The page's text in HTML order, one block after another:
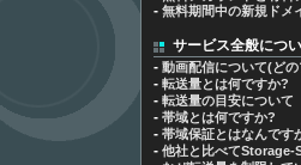
- 無料期間中の新規ドメ
サービス全般につ
- 動画配信について(ど
- 転送量とは何ですか?
- 転送量の目安について
- 帯域とは何ですか?
- 帯域保証とはなんです
- 他社と比べてStorage-